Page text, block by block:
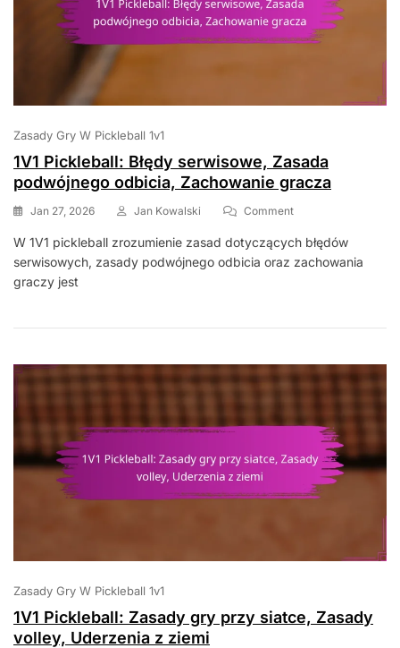
Zasady Gry W Pickleball 1v1
1V1 Pickleball: Błędy serwisowe, Zasada
podwójnego odbicia, Zachowanie gracza
Jan 27, 2026 Jan Kowalski CommentOn
Pickleball:
Błędy
Odbicia,
Gracza
W 1V1 pickleball zrozumienie zasad dotyczących błędów
serwisowych, zasady podwójnego odbicia oraz zachowania
graczy jest
Zasady Gry W Pickleball 1v1
1V1 Pickleball: Zasady gry przy siatce, Zasady
volley, Uderzenia z ziemi